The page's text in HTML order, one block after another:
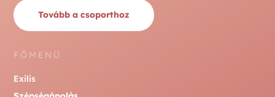
Tovább a csoporthoz
FŐMENÜ
Exilis